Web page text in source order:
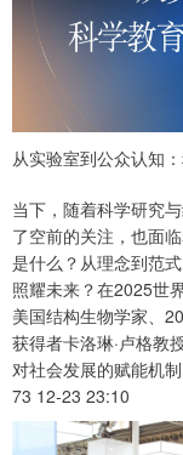
从实验室到公众认知
当下，随着科学研究
了空前的关注，也面
是什么？从理念到范
照耀未来？在2025世
美国结构生物学家、
获得者卡洛琳·卢格教
对社会发展的赋能机制
73 12-23 23:10